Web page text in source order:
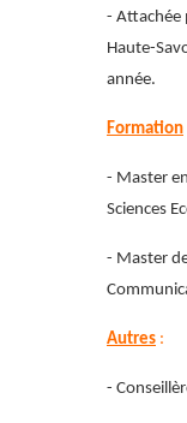
- Attachée
Haute-
année.
Formation
- Master
Sciences
- Master
Autres :
-